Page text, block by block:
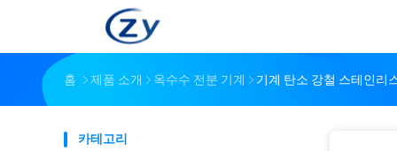
홈 제품 소개 옥수수 전분 기계 기계 탄소 강철 스테인리
카테고리